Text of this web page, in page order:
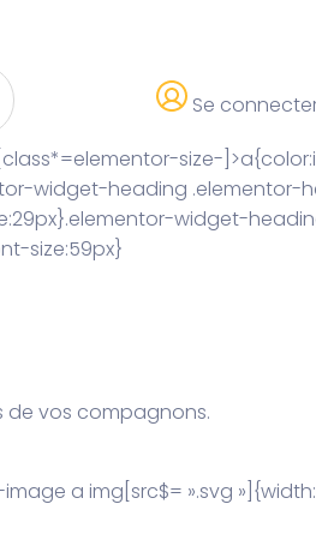
Se
size-
widget-heading .elementor-
widget-
size:59px}
de vos compagnons.
a img[src$= ».svg